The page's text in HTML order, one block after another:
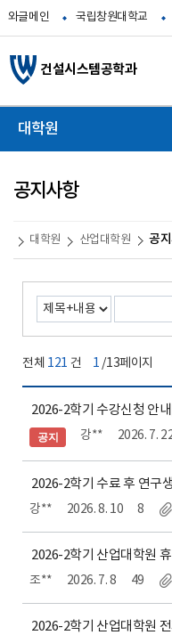
와글메인 국립창원대학교
건설시스템공학과
대학원
공지사항
대학원 산업대학원 공
전체 121 건 1 /13페이지
공지
2026-2학기 수강신청 안
강** 2026. 7.
강** 2026. 8. 10 8
2026-2학기 산업대학원 휴
조** 2026. 7. 8 49
2026-2학기 산업대학원